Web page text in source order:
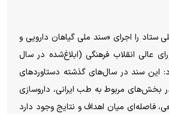
ستاد را اجرای «سند ملی گیاهان دارویی و
انقلاب فرهنگی (ابلاغ‌شده در سال
این سند در سال‌های گذشته دستاورد‌های
بخش‌های مربوط به طب ایرانی، داروسازی
فاصله‌ای میان اهداف و نتایج وجود دارد